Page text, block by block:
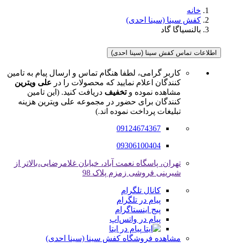
خانه
کفش سینا (سینا احدی)
بالنسیاگا گاد
اطلاعات تماس کفش سینا (سینا احدی)
کاربر گرامی، لطفا هنگام تماس و ارسال پیام به تامین
کنندگان اعلام نمایید که محصولات را در علی ویترین
مشاهده نموده وتخفیف دریافت کنید. (این تامین
کنندگان برای حضور در مجموعه علی ویترین هزینه
تبلیغات پرداخت نموده اند.)
09124674367
09306100404
تهران، پاسگاه نعمت آباد، خیابان غلامرضایی،بالاتر از
شیرینی فروشی زمزم پلاک 98
کانال تلگرام
پیام در تلگرام
پیج اینستاگرام
پیام در واتس‌اپ
پیام در ایتا
مشاهده فروشگاه کفش سینا (سینا احدی)